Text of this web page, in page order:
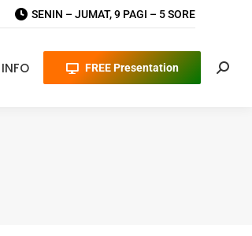
SENIN – JUMAT, 9 PAGI – 5 SORE
INFO FREE Presentation